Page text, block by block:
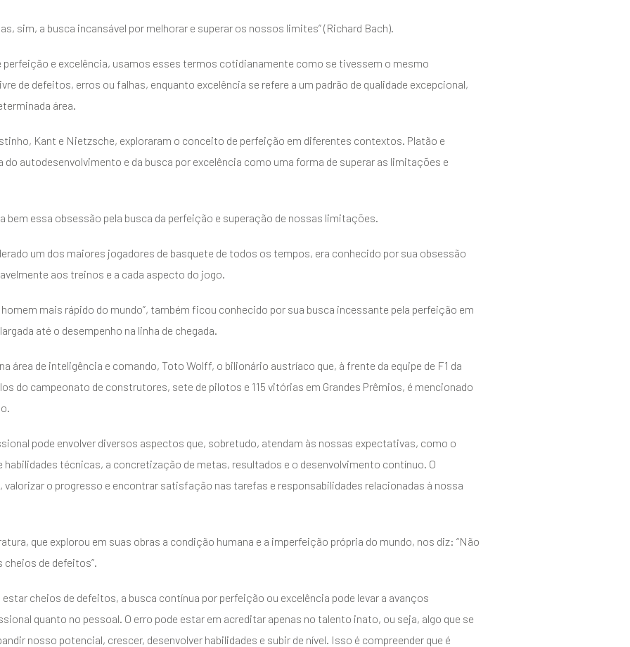
sim, a busca incansável por melhorar e superar os nossos limites” (Richard Bach).
perfeição e excelência, usamos esses termos cotidianamente como se tivessem o mesmo
de defeitos, erros ou falhas, enquanto excelência se refere a um padrão de qualidade excepcional,
área.
Kant e Nietzsche, exploraram o conceito de perfeição em diferentes contextos. Platão e
autodesenvolvimento e da busca por excelência como uma forma de superar as limitações e
bem essa obsessão pela busca da perfeição e superação de nossas limitações.
um dos maiores jogadores de basquete de todos os tempos, era conhecido por sua obsessão
aos treinos e a cada aspecto do jogo.
mais rápido do mundo”, também ficou conhecido por sua busca incessante pela perfeição em
até o desempenho na linha de chegada.
área de inteligência e comando, Toto Wolff, o bilionário austríaco que, à frente da equipe de F1 da
do campeonato de construtores, sete de pilotos e 115 vitórias em Grandes Prêmios, é mencionado
pode envolver diversos aspectos que, sobretudo, atendam às nossas expectativas, como o
técnicas, a concretização de metas, resultados e o desenvolvimento contínuo. O
o progresso e encontrar satisfação nas tarefas e responsabilidades relacionadas à nossa
que explorou em suas obras a condição humana e a imperfeição própria do mundo, nos diz: “Não
cheios de defeitos”.
cheios de defeitos, a busca contínua por perfeição ou excelência pode levar a avanços
quanto no pessoal. O erro pode estar em acreditar apenas no talento inato, ou seja, algo que se
nosso potencial, crescer, desenvolver habilidades e subir de nível. Isso é compreender que é